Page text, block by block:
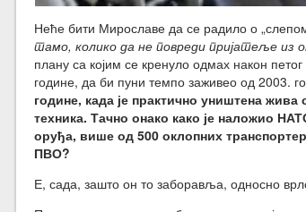
Неће бити Мирославе да се радило о
тамо, колико да не повреди пријатеље из
плану са којим се кренуло одмах након
године, да би пуни темпо заживео од 2003.
године, када је практично уништена
техника. Тачно онако како је наложио
оруђа, више од 500 оклопних
ПВО?
Е, сада, зашто он то заборавља, односно